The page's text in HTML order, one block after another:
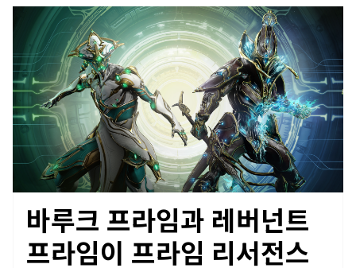
바루크 프라임과 레버넌트
프라임이 프라임 리서전스